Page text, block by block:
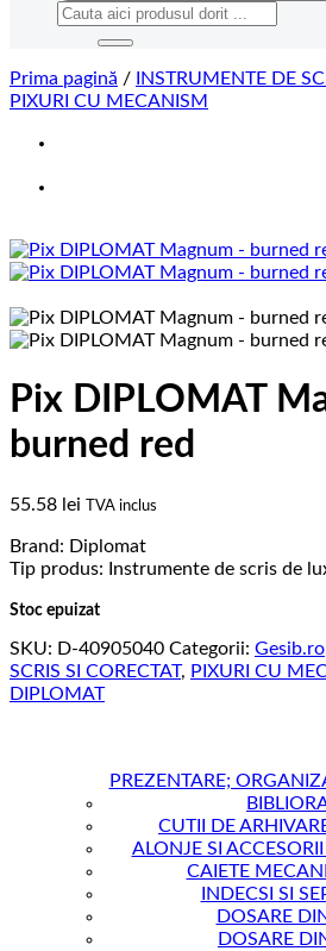
Caută
Prima pagină / INSTRUMENTE DE
PIXURI CU MECANISM
Pix DIPLOMAT
burned red
55.58 lei TVA inclus
Brand: Diplomat
Tip produs: Instrumente de scris de
Stoc epuizat
SKU: D-40905040 Categorii: Gesib.ro
SCRIS SI CORECTAT, PIXURI CU
DIPLOMAT
PREZENTARE;
CUTII DE
ALONJE SI
CAIETE
INDECSI SI
DOSARE
DOSARE